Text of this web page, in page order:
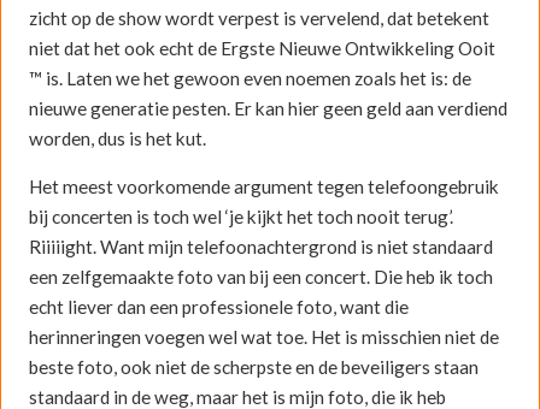
zicht op de show wordt verpest is vervelend, dat betekent
niet dat het ook echt de Ergste Nieuwe Ontwikkeling Ooit
™ is. Laten we het gewoon even noemen zoals het is: de
nieuwe generatie pesten. Er kan hier geen geld aan verdiend
worden, dus is het kut.
Het meest voorkomende argument tegen telefoongebruik
bij concerten is toch wel ‘je kijkt het toch nooit terug’.
Riiiiight. Want mijn telefoonachtergrond is niet standaard
een zelfgemaakte foto van bij een concert. Die heb ik toch
echt liever dan een professionele foto, want die
herinneringen voegen wel wat toe. Het is misschien niet de
beste foto, ook niet de scherpste en de beveiligers staan
standaard in de weg, maar het is mijn foto, die ik heb